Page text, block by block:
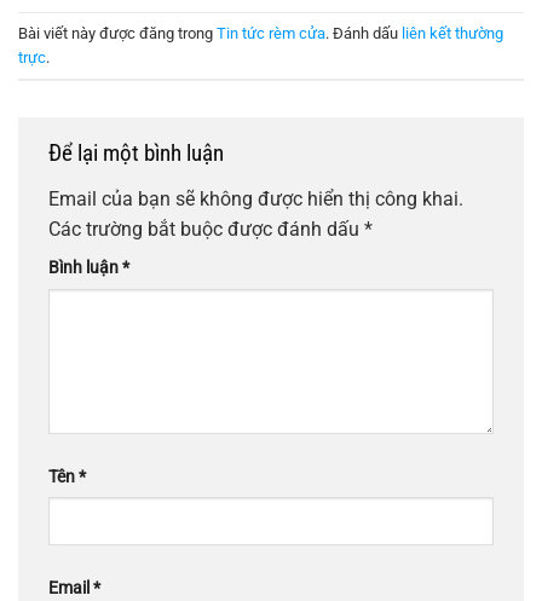
Bài viết này được đăng trong Tin tức rèm cửa. Đánh dấu liên kết thường
trực.
Để lại một bình luận
Email của bạn sẽ không được hiển thị công khai.
Các trường bắt buộc được đánh dấu *
Bình luận*
Tên*
Email*